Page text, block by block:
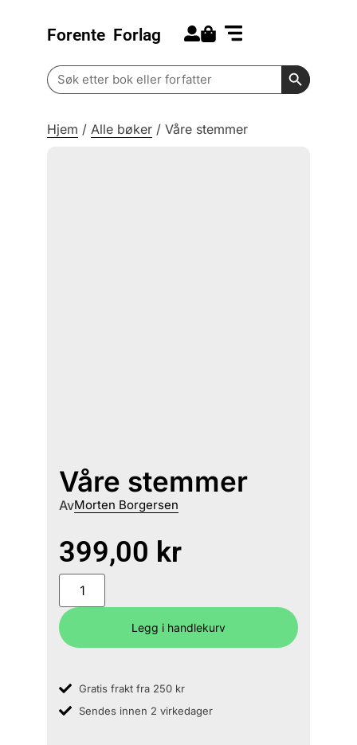
Forente Forlag
Search
for:
Search
Hjem / Alle bøker / Våre stemmer
Våre stemmer
AvMorten Borgersen
399,00 kr
Legg i handlekurv
Gratis frakt fra 250 kr
Sendes innen 2 virkedager